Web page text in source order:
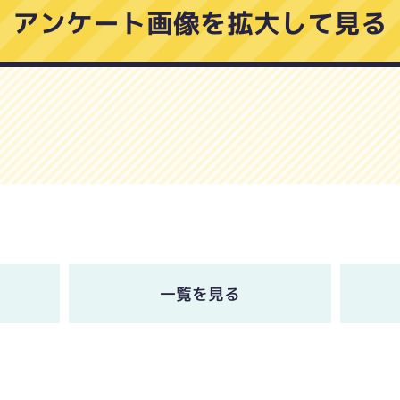
アンケート画像を拡大して見る
一覧を見る